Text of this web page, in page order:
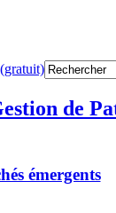
de
émergents